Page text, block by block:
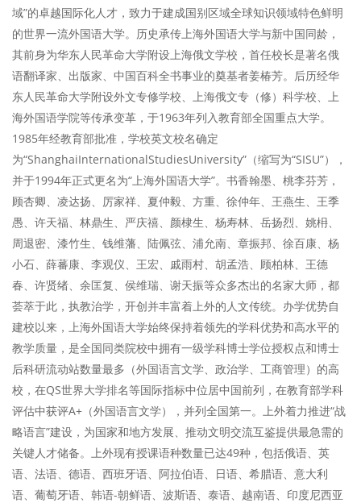
域”的卓越国际化人才，致力于建成国别区域全球知识领域特色鲜明
的世界一流外国语大学。历史承传上海外国语大学与新中国同龄，
其前身为华东人民革命大学附设上海俄文学校，首任校长是著名俄
语翻译家、出版家、中国百科全书事业的奠基者姜椿芳。后历经华
东人民革命大学附设外文专修学校、上海俄文专（修）科学校、上
海外国语学院等传承变革，于1963年列入教育部全国重点大学。
1985年经教育部批准，学校英文校名确定
为“ShanghaiInternationalStudiesUniversity”（缩写为“SISU”），
并于1994年正式更名为“上海外国语大学”。书香翰墨、桃李芬芳，
顾杏卿、凌达扬、厉家祥、夏仲毅、方重、徐仲年、王燕生、王季
愚、许天福、林鼎生、严庆禧、颜棣生、杨寿林、岳扬烈、姚枏、
周退密、漆竹生、钱维藩、陆佩弦、浦允南、章振邦、徐百康、杨
小石、薛蕃康、李观仪、王宏、戚雨村、胡孟浩、顾柏林、王德
春、许贤绪、余匡复、侯维瑞、谢天振等众多杰出的名家大师，都
荟萃于此，执教治学，开创并丰富着上外的人文传统。办学优势自
建校以来，上海外国语大学始终保持着领先的学科优势和高水平的
教学质量，是全国同类院校中拥有一级学科博士学位授权点和博士
后科研流动站数量最多（外国语言文学、政治学、工商管理）的高
校，在QS世界大学排名等国际指标中位居中国前列，在教育部学科
评估中获评A+（外国语言文学），并列全国第一。上外着力推进“战
略语言”建设，为国家和地方发展、推动文明交流互鉴提供最急需的
关键人才储备。上外现有授课语种数量已达49种，包括俄语、英
语、法语、德语、西班牙语、阿拉伯语、日语、希腊语、意大利
语、葡萄牙语、韩语-朝鲜语、波斯语、泰语、越南语、印度尼西亚